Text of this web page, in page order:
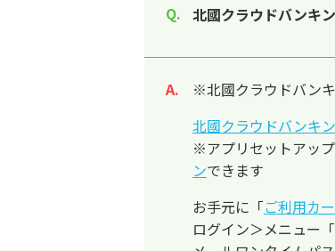
北國クラウドバンキ
回答
※北國クラウドバン
北國クラウドバンキ
※アプリセットアッ
ンできます
お手元に「ご利用カ
ログイン＞メニュー